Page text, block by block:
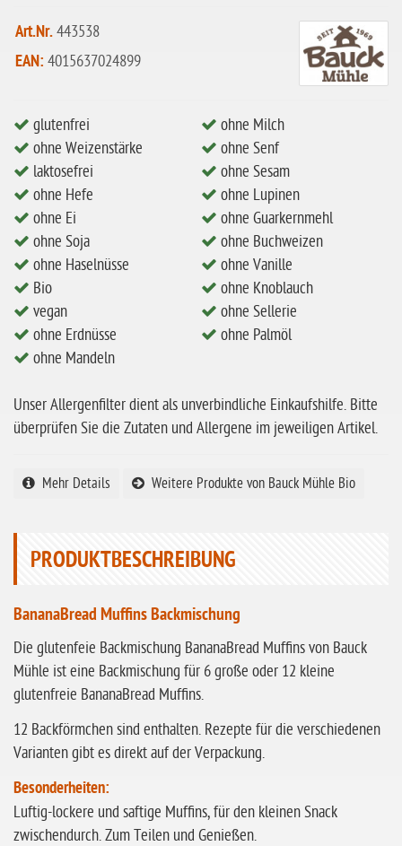
ohne Soja
ohne Haselnüsse
vegan
ohne Erdnüsse
eiweißarm / PKU
ohne Mandeln
ohne Milch
ohne Hafer
ohne Zuckerzusatz
ohne Reis
ohne Senf
ohne Lupinen
ohne Buchweizen
ohne Knoblauch
ohne Sellerie
glutenfrei
Sonnenblumen
ohne Palmöl
Art.Nr.443538
EAN: 4015637024899
glutenfrei
ohne Weizenstärke
laktosefrei
ohne Hefe
ohne Ei
ohne Soja
ohne Haselnüsse
Bio
vegan
ohne Erdnüsse
ohne Mandeln
ohne Milch
ohne Senf
ohne Sesam
ohne Lupinen
ohne Guarkernmehl
ohne Buchweizen
ohne Vanille
ohne Knoblauch
ohne Sellerie
ohne Palmöl
Unser Allergenfilter dient als unverbindliche Einkaufshilfe. Bitte
überprüfen Sie die Zutaten und Allergene im jeweiligen Artikel.
Mehr Details Weitere Produkte von Bauck Mühle Bio
PRODUKTBESCHREIBUNG
BananaBread Muffins Backmischung
Die glutenfeie Backmischung BananaBread Muffins von Bauck
Mühle ist eine Backmischung für 6 große oder 12 kleine
glutenfreie BananaBread Muffins.
12 Backförmchen sind enthalten. Rezepte für die verschiedenen
Varianten gibt es direkt auf der Verpackung.
Besonderheiten:
Luftig-lockere und saftige Muffins, für den kleinen Snack
zwischendurch. Zum Teilen und Genießen.